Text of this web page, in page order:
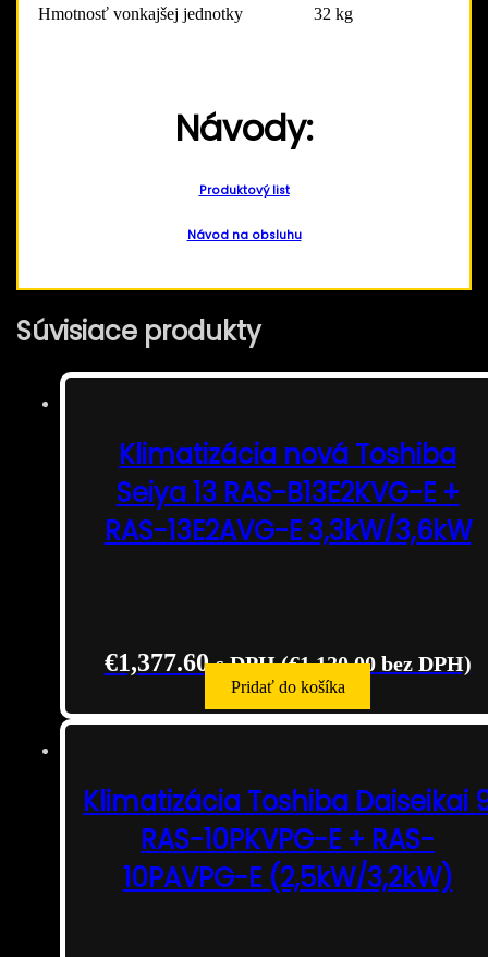
Hmotnosť vonkajšej jednotky
32 kg
Návody:
Produktový list
Návod na obsluhu
Súvisiace produkty
Klimatizácia nová Toshiba
Seiya 13 RAS-B13E2KVG-E +
RAS-13E2AVG-E 3,3kW/3,6kW
€1,377.60 s DPH (€1,120.00bez DPH)
Pridať do košíka
Klimatizácia Toshiba Daiseikai
RAS-10PKVPG-E + RAS-
10PAVPG-E (2,5kW/3,2kW)